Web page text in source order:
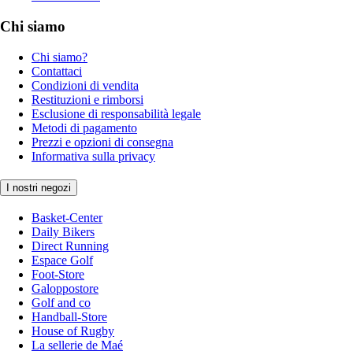
Chi siamo
Chi siamo?
Contattaci
Condizioni di vendita
Restituzioni e rimborsi
Esclusione di responsabilità legale
Metodi di pagamento
Prezzi e opzioni di consegna
Informativa sulla privacy
I nostri negozi
Basket-Center
Daily Bikers
Direct Running
Espace Golf
Foot-Store
Galoppostore
Golf and co
Handball-Store
House of Rugby
La sellerie de Maé